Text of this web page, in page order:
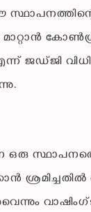
ജഡ്ജി
ഒരു